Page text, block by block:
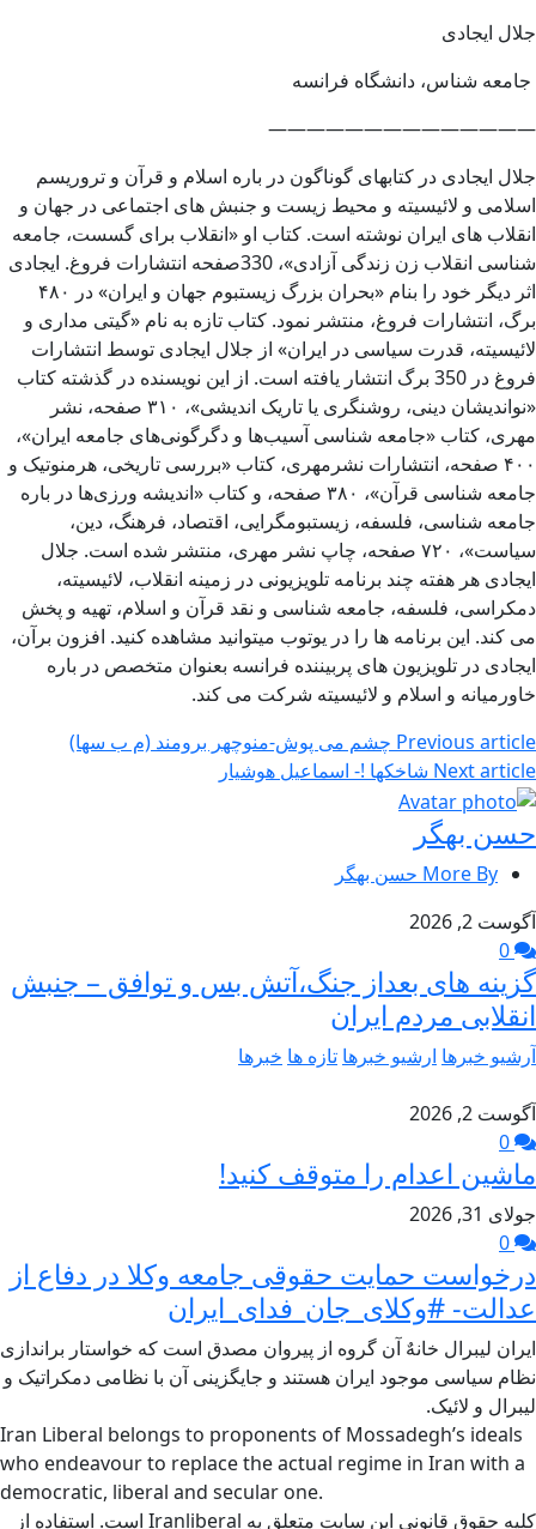
جلال ایجادی
جامعه شناس، دانشگاه فرانسه
——————————————
جلال ایجادی در کتابهای گوناگون در باره اسلام و قرآن و تروریسم
اسلامی و لائیسیته و محیط زیست و جنبش های اجتماعی در جهان و
انقلاب های ایران نوشته است. کتاب او «انقلاب برای گسست، جامعه
شناسی انقلاب زن زندگی آزادی»، 330صفحه انتشارات فروغ. ایجادی
اثر دیگر خود را بنام «بحران بزرگ زیستبوم جهان و ایران» در ۴۸۰
برگ، انتشارات فروغ، منتشر نمود. کتاب تازه به نام «گیتی مداری و
لائیسیته، قدرت سیاسی در ایران» از جلال ایجادی توسط انتشارات
فروغ در 350 برگ انتشار یافته است. از این نویسنده در گذشته کتاب
«نواندیشان دینی، روشنگری یا تاریک اندیشی»، ۳۱۰ صفحه، نشر
مهری، کتاب «جامعه شناسی آسیب‌ها و دگرگونی‌های جامعه ایران»،
۴۰۰ صفحه، انتشارات نشرمهری، کتاب «بررسی تاریخی، هرمنوتیک و
جامعه شناسی قرآن»، ۳۸۰ صفحه، و کتاب «اندیشه ورزی‌ها در باره
جامعه شناسی، فلسفه، زیستبومگرایی، اقتصاد، فرهنگ، دین،
سیاست»، ۷۲۰ صفحه، چاپ نشر مهری، منتشر شده است. جلال
ایجادی هر هفته چند برنامه تلویزیونی در زمینه انقلاب، لائیسیته،
دمکراسی، فلسفه، جامعه شناسی و نقد قرآن و اسلام، تهیه و پخش
می کند. این برنامه ها را در یوتوب میتوانید مشاهده کنید. افزون برآن،
ایجادی در تلویزیون های پربیننده فرانسه بعنوان متخصص در باره
خاورمیانه و اسلام و لائیسیته شرکت می کند.
Previous article چشم می پوش-منوچهر برومند (م ب سها)
Next article شاخکها !- اسماعیل هوشیار
حسن بهگر
More By حسن بهگر
آگوست 2, 2026
گزینه های بعداز جنگ،آتش بس و توافق – جنبش
انقلابی مردم ایران
آرشیو خبرها ارشیو خبرها تازه ها خبرها
آگوست 2, 2026
ماشین اعدام را متوقف کنید!
جولای 31, 2026
درخواست حمایت حقوقی جامعه وکلا در دفاع از
عدالت- #وکلای_جان_فدای_ایران
ایران لیبرال خانهٌ آن گروه از پیروان مصدق است که خواستار براندازی
نظام سیاسی موجود ایران هستند و جایگزینی آن با نظامی دمکراتیک و
لیبرال و لائیک.
Iran Liberal belongs to proponents of Mossadegh’s ideals
who endeavour to replace the actual regime in Iran with a
democratic, liberal and secular one.
کلیه حقوق قانونی این سایت متعلق به Iranliberal است. استفاده از